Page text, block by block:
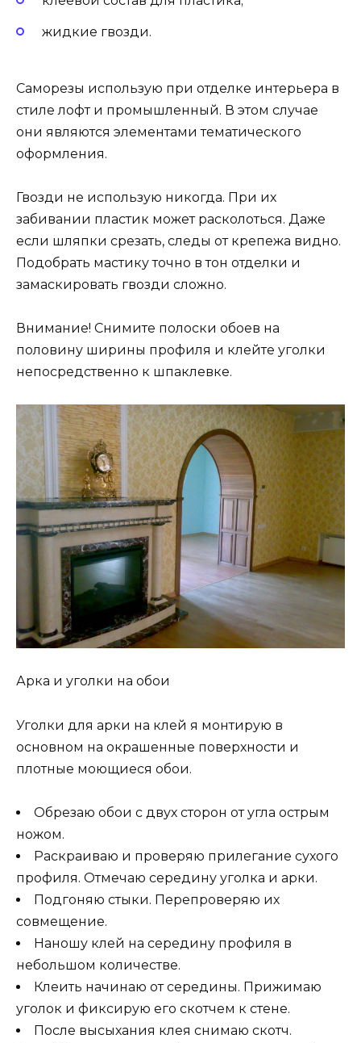
жидкие гвозди.
Саморезы использую при отделке интерьера в
стиле лофт и промышленный. В этом случае
они являются элементами тематического
оформления.
Гвозди не использую никогда. При их
забивании пластик может расколоться. Даже
если шляпки срезать, следы от крепежа видно.
Подобрать мастику точно в тон отделки и
замаскировать гвозди сложно.
Внимание! Снимите полоски обоев на
половину ширины профиля и клейте уголки
непосредственно к шпаклевке.
Арка и уголки на обои
Уголки для арки на клей я монтирую в
основном на окрашенные поверхности и
плотные моющиеся обои.
Обрезаю обои с двух сторон от угла острым
ножом.
Раскраиваю и проверяю прилегание сухого
профиля. Отмечаю середину уголка и арки.
Подгоняю стыки. Перепроверяю их
совмещение.
Наношу клей на середину профиля в
небольшом количестве.
Клеить начинаю от середины. Прижимаю
уголок и фиксирую его скотчем к стене.
После высыхания клея снимаю скотч.